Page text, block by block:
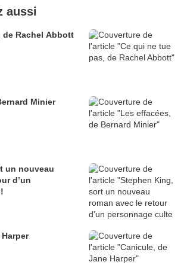
aussi
de Rachel Abbott
Minier
un nouveau
d’un